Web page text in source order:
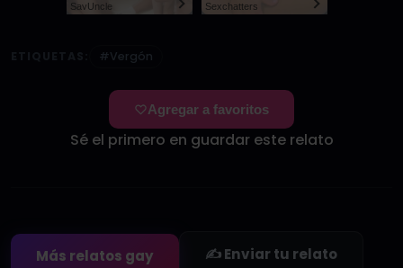
SayUncle Sexchatters
#Vergón
Agregar a favoritos
Sé el primero en guardar este relato
Más relatos gay ✍️ Enviar tu relato